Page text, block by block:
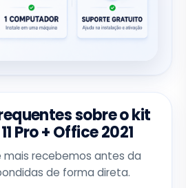
sobre o kit
Pro + Office 2021
mais recebemos antes da
de forma direta.